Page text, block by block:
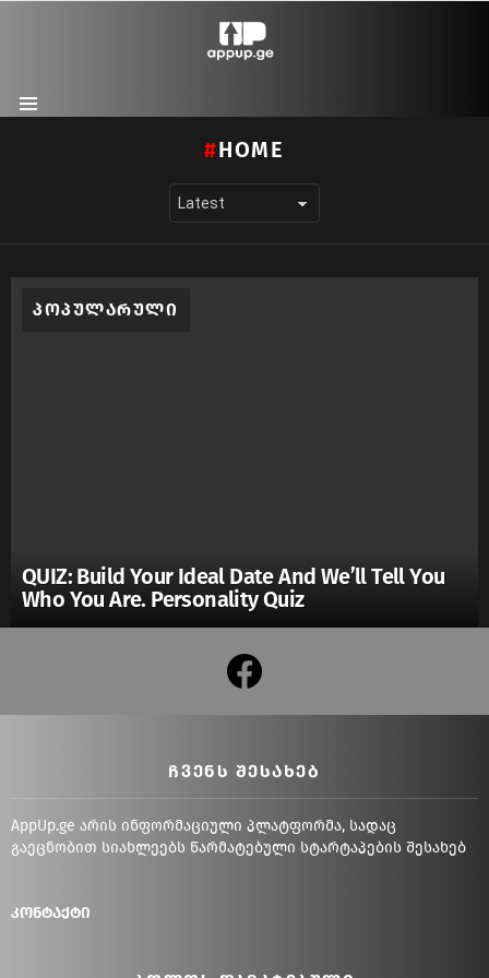
Menu
HOME
ᲞᲝᲞᲣᲚᲐᲠᲣᲚᲘ
QUIZ: Build Your Ideal Date And We’ll Tell You
Who You Are. Personality Quiz
facebook
ᲩᲕᲔᲜᲡ ᲨᲔᲡᲐᲮᲔᲑ
AppUp.ge არის ინფორმაციული პლატფორმა, სადაც
გაეცნობით სიახლეებს წარმატებული სტარტაპების შესახებ
კონტაქტი